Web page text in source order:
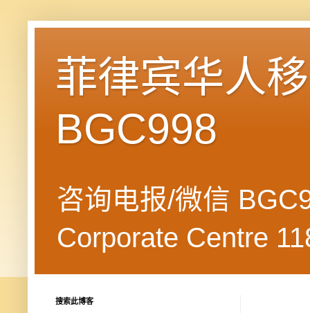
菲律宾华人
BGC998
咨询电报/微信
Corporate Centre
搜索此博客